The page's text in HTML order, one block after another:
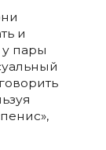
и
у пары